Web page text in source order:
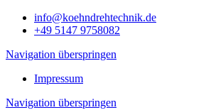
info@koehndrehtechnik.de
+49 5147 9758082
Navigation überspringen
Impressum
Navigation überspringen